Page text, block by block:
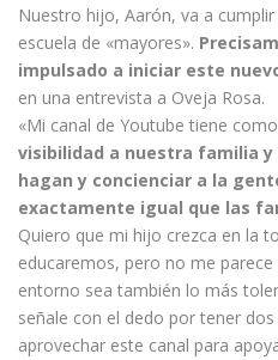
Nuestro hijo, Aarón, va a
escuela de «mayores».
impulsado a iniciar este
en una entrevista a Oveja Rosa.
«Mi canal de Youtube tiene como
visibilidad a nuestra familia
hagan y concienciar a la
exactamente igual que las
Quiero que mi hijo crezca en la
educaremos, pero no me
entorno sea también lo más
señale con el dedo por tener
aprovechar este canal para